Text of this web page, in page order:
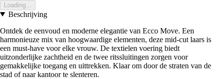
Loading...
Beschrijving
Ontdek de eenvoud en moderne elegantie van Ecco Move. Een
harmonieuze mix van hoogwaardige elementen, deze mid-cut laars is
een must-have voor elke vrouw. De textielen voering biedt
uitzonderlijke zachtheid en de twee ritssluitingen zorgen voor
gemakkelijke toegang en uittrekken. Klaar om door de straten van de
stad of naar kantoor te slenteren.